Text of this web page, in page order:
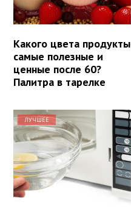
Какого цвета продукты
самые полезные и
ценные после 60?
Палитра в тарелке
ЛУЧШЕЕ